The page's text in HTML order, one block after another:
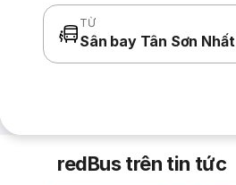
TỪ
Sân bay Tân Sơn Nhất
redBus trên tin tức